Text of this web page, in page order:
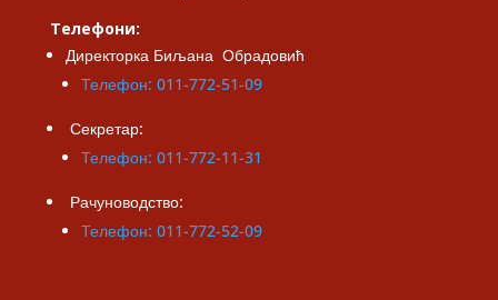
Телефони:
Директорка Биљана Обрадовић
Телефон: 011-772-51-09
Секретар:
Телефон: 011-772-11-31
Рачуноводство:
Телефон: 011-772-52-09